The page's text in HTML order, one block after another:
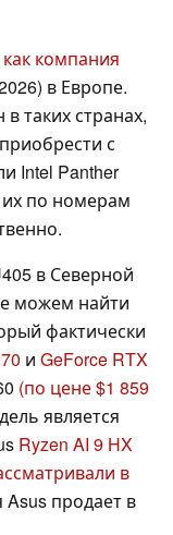
компания
в Европе.
таких странах,
с
Intel Panther
их по номерам
в Северной
можем найти
фактически
и GeForce RTX
(по цене $1 859
является
Ryzen AI 9 HX
в
продает в